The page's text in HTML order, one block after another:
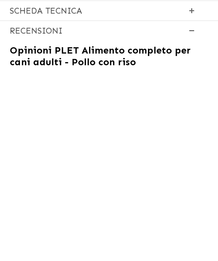
SCHEDA TECNICA
RECENSIONI
Opinioni PLET Alimento completo per
cani adulti - Pollo con riso